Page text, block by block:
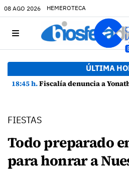
08 AGO 2026 HEMEROTECA
ÚLTIMA
18:45 h.Fiscalía denuncia a Yonathan de León y a Echedey
FIESTAS
Todo preparado
para honrar a